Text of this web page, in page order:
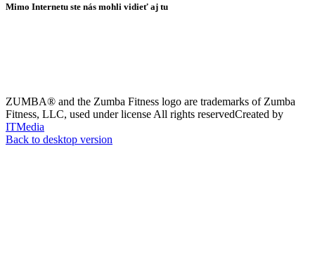
Mimo Internetu ste nás mohli vidieť aj tu
ZUMBA® and the Zumba Fitness logo are trademarks of Zumba
Fitness, LLC, used under license All rights reservedCreated by
ITMedia
Back to desktop version